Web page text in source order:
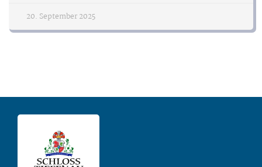
20. September 2025